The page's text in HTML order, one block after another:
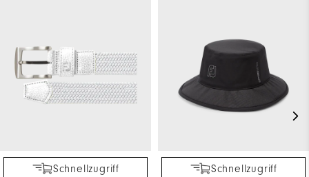
Schnellzugriff
Schnellzugriff